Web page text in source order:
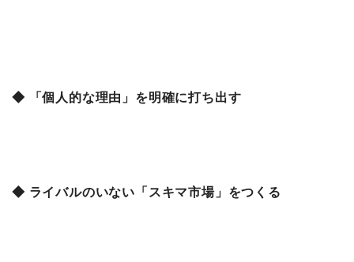
◆ 「個人的な理由」を明確に打ち出す
◆ ライバルのいない「スキマ市場」をつくる